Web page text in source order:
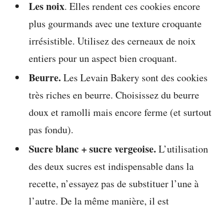
Les noix. Elles rendent ces cookies encore
plus gourmands avec une texture croquante
irrésistible. Utilisez des cerneaux de noix
entiers pour un aspect bien croquant.
Beurre. Les Levain Bakery sont des cookies
très riches en beurre. Choisissez du beurre
doux et ramolli mais encore ferme (et surtout
pas fondu).
Sucre blanc + sucre vergeoise. L’utilisation
des deux sucres est indispensable dans la
recette, n’essayez pas de substituer l’une à
l’autre. De la même manière, il est